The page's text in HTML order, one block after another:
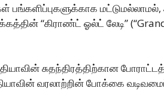
பங்களிப்புகளுக்காக
“கிராண்ட் ஓல்ட் லேடி”
சுதந்திரத்திற்கான
வரலாற்றின் போக்கை